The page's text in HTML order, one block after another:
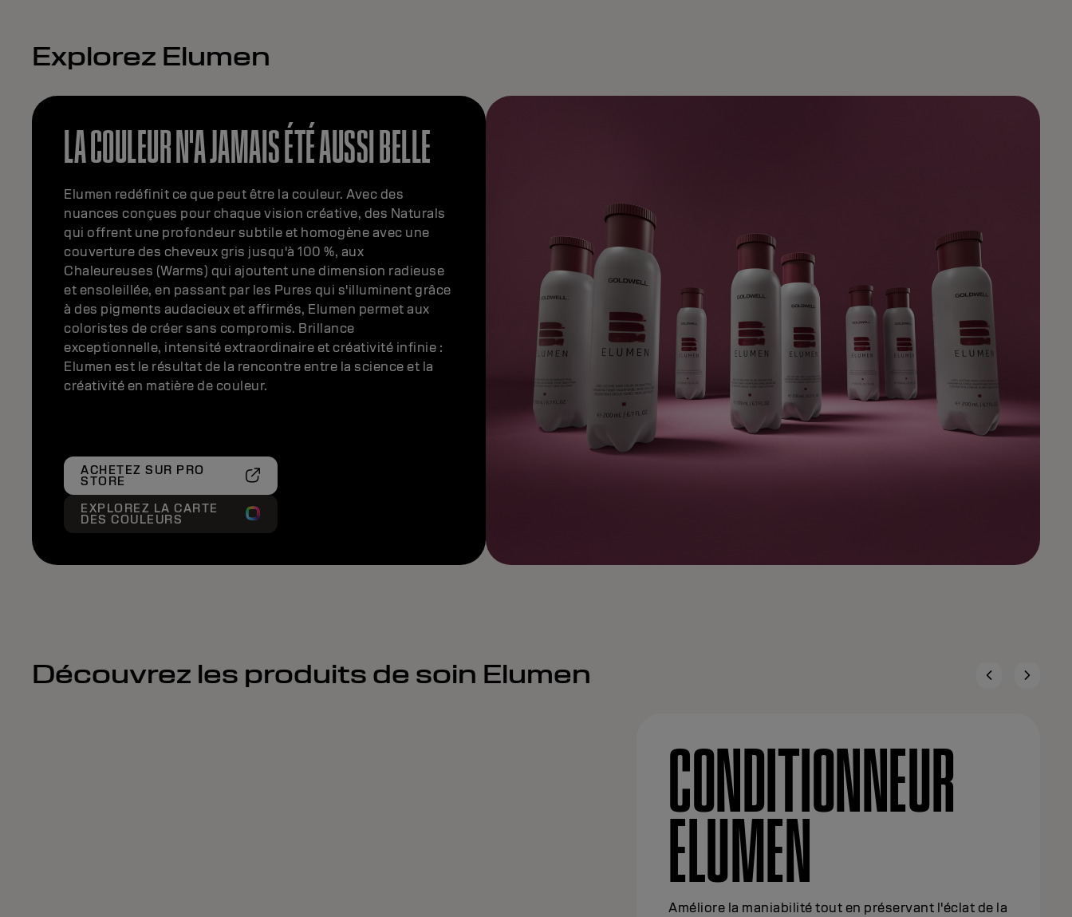
Explorez Elumen
LA COULEUR N'A JAMAIS ÉTÉ AUSSI BELLE
Elumen redéfinit ce que peut être la couleur. Avec des
nuances conçues pour chaque vision créative, des Naturals
qui offrent une profondeur subtile et homogène avec une
couverture des cheveux gris jusqu'à 100 %, aux
Chaleureuses (Warms) qui ajoutent une dimension radieuse
et ensoleillée, en passant par les Pures qui s'illuminent grâce
à des pigments audacieux et affirmés, Elumen permet aux
coloristes de créer sans compromis. Brillance
exceptionnelle, intensité extraordinaire et créativité infinie :
Elumen est le résultat de la rencontre entre la science et la
créativité en matière de couleur.
ACHETEZ SUR PRO
STORE
EXPLOREZ LA CARTE
DES COULEURS
Découvrez les produits de soin Elumen
CONDITIONNEUR
ELUMEN
Améliore la maniabilité tout en préservant l'éclat de la